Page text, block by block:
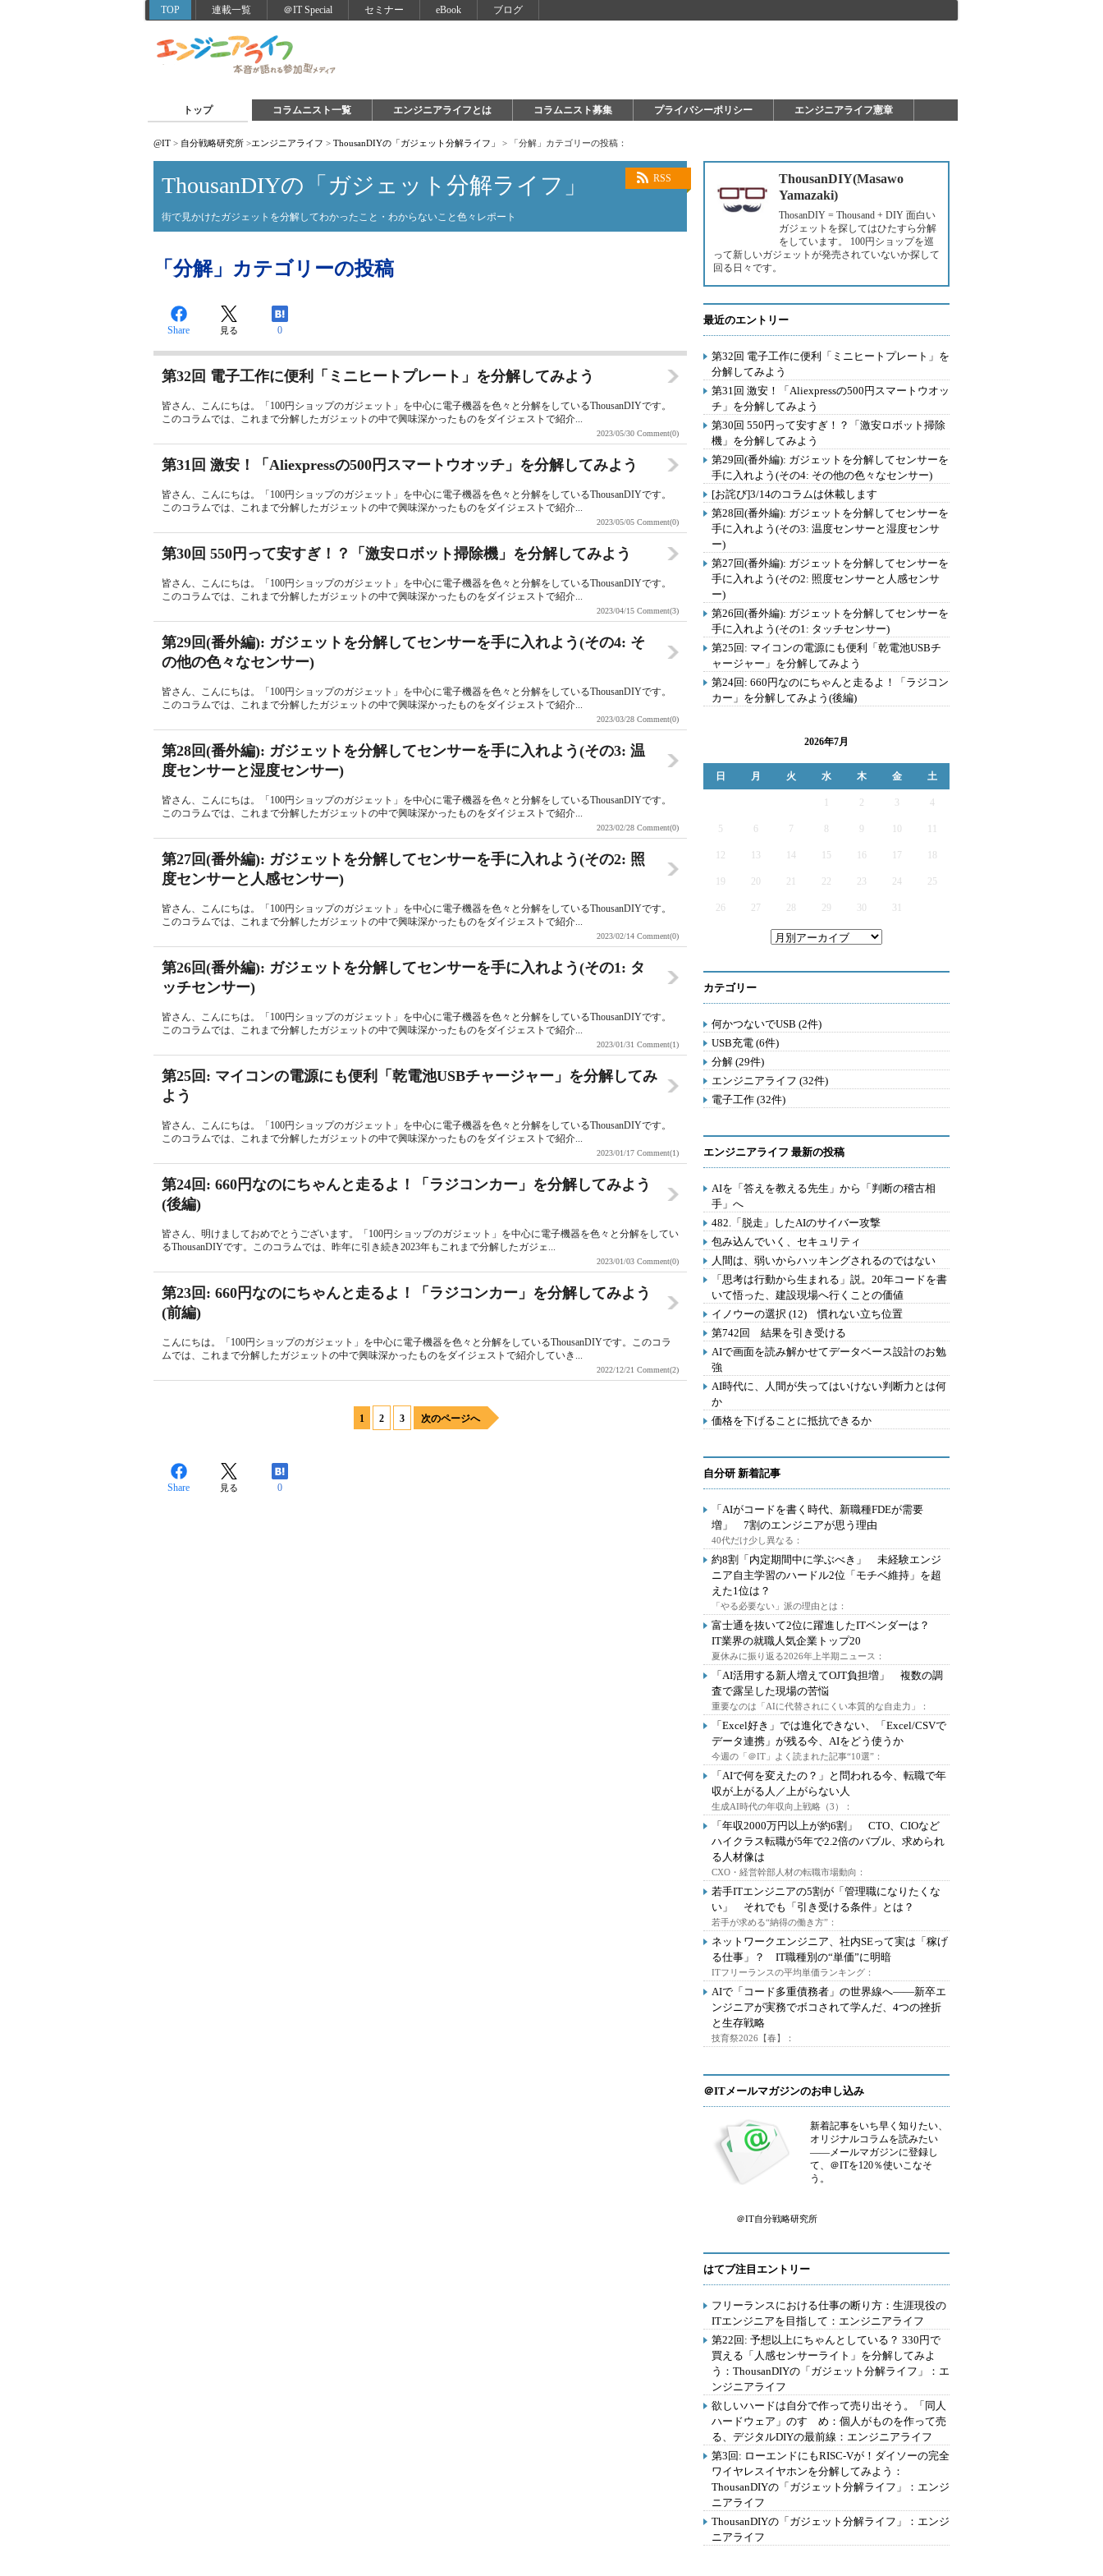
TOP 連載一覧 ＠IT Special セミナー eBook ブログ
トップ コラムニスト一覧 エンジニアライフとは コラムニスト募集 プライバシーポリシー エンジニアライフ憲章
@IT > 自分戦略研究所 >エンジニアライフ > ThousanDIYの「ガジェット分解ライフ」 > 「分解」カテゴリーの投稿：
RSS
ThousanDIYの「ガジェット分解ライフ」
街で見かけたガジェットを分解してわかったこと・わからないこと色々レポート
「分解」カテゴリーの投稿
Share 見る 0
第32回 電子工作に便利「ミニヒートプレート」を分解してみよう
皆さん、こんにちは。「100円ショップのガジェット」を中心に電子機器を色々と分解をしているThousanDIYです。
このコラムでは、これまで分解したガジェットの中で興味深かったものをダイジェストで紹介...
2023/05/30 Comment(0)
第31回 激安！「Aliexpressの500円スマートウオッチ」を分解してみよう
皆さん、こんにちは。「100円ショップのガジェット」を中心に電子機器を色々と分解をしているThousanDIYです。
このコラムでは、これまで分解したガジェットの中で興味深かったものをダイジェストで紹介...
2023/05/05 Comment(0)
第30回 550円って安すぎ！？「激安ロボット掃除機」を分解してみよう
皆さん、こんにちは。「100円ショップのガジェット」を中心に電子機器を色々と分解をしているThousanDIYです。
このコラムでは、これまで分解したガジェットの中で興味深かったものをダイジェストで紹介...
2023/04/15 Comment(3)
第29回(番外編): ガジェットを分解してセンサーを手に入れよう(その4: そ
の他の色々なセンサー)
皆さん、こんにちは。「100円ショップのガジェット」を中心に電子機器を色々と分解をしているThousanDIYです。
このコラムでは、これまで分解したガジェットの中で興味深かったものをダイジェストで紹介...
2023/03/28 Comment(0)
第28回(番外編): ガジェットを分解してセンサーを手に入れよう(その3: 温
度センサーと湿度センサー)
皆さん、こんにちは。「100円ショップのガジェット」を中心に電子機器を色々と分解をしているThousanDIYです。
このコラムでは、これまで分解したガジェットの中で興味深かったものをダイジェストで紹介...
2023/02/28 Comment(0)
第27回(番外編): ガジェットを分解してセンサーを手に入れよう(その2: 照
度センサーと人感センサー)
皆さん、こんにちは。「100円ショップのガジェット」を中心に電子機器を色々と分解をしているThousanDIYです。
このコラムでは、これまで分解したガジェットの中で興味深かったものをダイジェストで紹介...
2023/02/14 Comment(0)
第26回(番外編): ガジェットを分解してセンサーを手に入れよう(その1: タ
ッチセンサー)
皆さん、こんにちは。「100円ショップのガジェット」を中心に電子機器を色々と分解をしているThousanDIYです。
このコラムでは、これまで分解したガジェットの中で興味深かったものをダイジェストで紹介...
2023/01/31 Comment(1)
第25回: マイコンの電源にも便利「乾電池USBチャージャー」を分解してみ
よう
皆さん、こんにちは。「100円ショップのガジェット」を中心に電子機器を色々と分解をしているThousanDIYです。
このコラムでは、これまで分解したガジェットの中で興味深かったものをダイジェストで紹介...
2023/01/17 Comment(1)
第24回: 660円なのにちゃんと走るよ！「ラジコンカー」を分解してみよう
(後編)
皆さん、明けましておめでとうございます。「100円ショップのガジェット」を中心に電子機器を色々と分解をしてい
るThousanDIYです。このコラムでは、昨年に引き続き2023年もこれまで分解したガジェ...
2023/01/03 Comment(0)
第23回: 660円なのにちゃんと走るよ！「ラジコンカー」を分解してみよう
(前編)
こんにちは。「100円ショップのガジェット」を中心に電子機器を色々と分解をしているThousanDIYです。このコラ
ムでは、これまで分解したガジェットの中で興味深かったものをダイジェストで紹介していき...
2022/12/21 Comment(2)
1 2 3 次のページへ
Share 見る 0
ThousanDIY(Masawo
Yamazaki)
ThosanDIY = Thousand + DIY 面白い
ガジェットを探してはひたすら分解
をしています。 100円ショップを巡
って新しいガジェットが発売されていないか探して
回る日々です。
最近のエントリー
第32回 電子工作に便利「ミニヒートプレート」を
分解してみよう
第31回 激安！「Aliexpressの500円スマートウオッ
チ」を分解してみよう
第30回 550円って安すぎ！？「激安ロボット掃除
機」を分解してみよう
第29回(番外編): ガジェットを分解してセンサーを
手に入れよう(その4: その他の色々なセンサー)
[お詫び]3/14のコラムは休載します
第28回(番外編): ガジェットを分解してセンサーを
手に入れよう(その3: 温度センサーと湿度センサ
ー)
第27回(番外編): ガジェットを分解してセンサーを
手に入れよう(その2: 照度センサーと人感センサ
ー)
第26回(番外編): ガジェットを分解してセンサーを
手に入れよう(その1: タッチセンサー)
第25回: マイコンの電源にも便利「乾電池USBチ
ャージャー」を分解してみよう
第24回: 660円なのにちゃんと走るよ！「ラジコン
カー」を分解してみよう(後編)
2026年7月
日 月 火 水 木 金 土
2 3 4
5 6 7 9
12 13 14 15 16 17
19 20 21 22 23 24 25
26 27 28 29 30 31
カテゴリー
何かつないでUSB (2件)
USB充電 (6件)
分解 (29件)
エンジニアライフ (32件)
電子工作 (32件)
エンジニアライフ 最新の投稿
AIを「答えを教える先生」から「判断の稽古相
手」へ
482.「脱走」したAIのサイバー攻撃
包み込んでいく、セキュリティ
人間は、弱いからハッキングされるのではない
「思考は行動から生まれる」説。20年コードを書
いて悟った、建設現場へ行くことの価値
イノウーの選択 (12) 慣れない立ち位置
第742回 結果を引き受ける
AIで画面を読み解かせてデータベース設計のお勉
強
AI時代に、人間が失ってはいけない判断力とは何
か
価格を下げることに抵抗できるか
自分研 新着記事
「AIがコードを書く時代、新職種FDEが需要
増」 7割のエンジニアが思う理由
40代だけ少し異なる：
約8割「内定期間中に学ぶべき」 未経験エンジ
ニア自主学習のハードル2位「モチベ維持」を超
えた1位は？
「やる必要ない」派の理由とは：
富士通を抜いて2位に躍進したITベンダーは？
IT業界の就職人気企業トップ20
夏休みに振り返る2026年上半期ニュース：
「AI活用する新人増えてOJT負担増」 複数の調
査で露呈した現場の苦悩
重要なのは「AIに代替されにくい本質的な自走力」：
「Excel好き」では進化できない、「Excel/CSVで
データ連携」が残る今、AIをどう使うか
今週の「＠IT」よく読まれた記事“10選”：
「AIで何を変えたの？」と問われる今、転職で年
収が上がる人／上がらない人
生成AI時代の年収向上戦略（3）：
「年収2000万円以上が約6割」 CTO、CIOなど
ハイクラス転職が5年で2.2倍のバブル、求められ
る人材像は
CXO・経営幹部人材の転職市場動向：
若手ITエンジニアの5割が「管理職になりたくな
い」 それでも「引き受ける条件」とは？
若手が求める“納得の働き方”：
ネットワークエンジニア、社内SEって実は「稼げ
る仕事」？ IT職種別の“単価”に明暗
ITフリーランスの平均単価ランキング：
AIで「コード多重債務者」の世界線へ――新卒エ
ンジニアが実務でボコされて学んだ、4つの挫折
と生存戦略
技育祭2026【春】：
＠ITメールマガジンのお申し込み
新着記事をいち早く知りたい、
オリジナルコラムを読みたい
――メールマガジンに登録し
て、＠ITを120％使いこなそ
う。
＠IT自分戦略研究所
はてブ注目エントリー
フリーランスにおける仕事の断り方：生涯現役の
ITエンジニアを目指して：エンジニアライフ
第22回: 予想以上にちゃんとしている？ 330円で
買える「人感センサーライト」を分解してみよ
う：ThousanDIYの「ガジェット分解ライフ」：エ
ンジニアライフ
欲しいハードは自分で作って売り出そう。「同人
ハードウェア」のすゝめ：個人がものを作って売
る、デジタルDIYの最前線：エンジニアライフ
第3回: ローエンドにもRISC-Vが！ダイソーの完全
ワイヤレスイヤホンを分解してみよう：
ThousanDIYの「ガジェット分解ライフ」：エンジ
ニアライフ
ThousanDIYの「ガジェット分解ライフ」：エンジ
ニアライフ